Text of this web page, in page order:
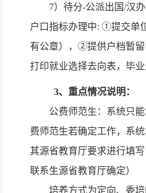
7）待分-公派出国/汉
户口指标办理中: ①提交单
有公章），②提供户档暂
打印就业选择去向表，毕业
3、重点情况说明：
公费师范生：系统只
费师范生若确定工作，系
其源省教育厅要求进行填
联系生源省教育厅确定）
培养方式为定向、委